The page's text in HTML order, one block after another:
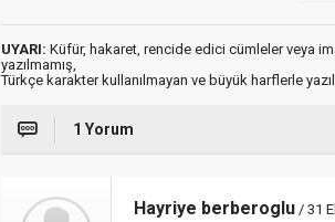
UYARI: Küfür, hakaret, rencide edici cümleler veya
yazılmamış,
Türkçe karakter kullanılmayan ve büyük harflerle
1 Yorum
Hayriye berberoglu / 31